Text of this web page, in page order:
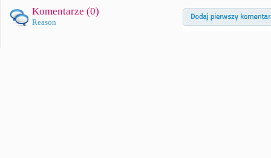
Komentarze (0)
Reason